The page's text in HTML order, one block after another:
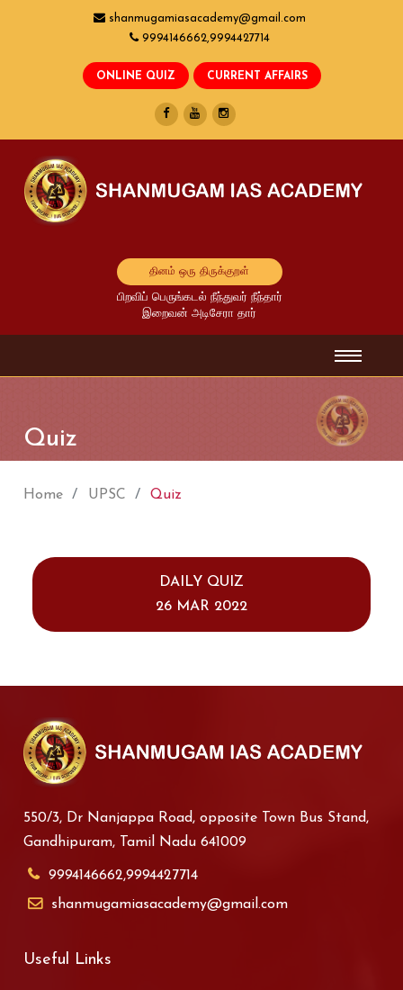
shanmugamiasacademy@gmail.com
9994146662,9994427714
தினம் ஒரு திருக்குறள்
பிறவிப் பெருங்கடல் நீந்துவர் நீந்தார்
இறைவன் அடிசேரா தார்
Quiz
Home UPSC Quiz
DAILY QUIZ
26 MAR 2022
550/3, Dr Nanjappa Road, opposite Town Bus Stand,
Gandhipuram, Tamil Nadu 641009
9994146662,9994427714
shanmugamiasacademy@gmail.com
Useful Links